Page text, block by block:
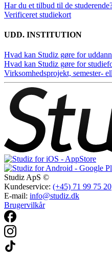
Har du et tilbud til de
Verificeret studiekort
UDD. INSTITUTION
Hvad kan Studiz gøre for
Hvad kan Studiz gøre for
Virksomhedsprojekt, semester-
Studiz ApS ©
Kundeservice: (+45) 71 99 75 20
E-mail: info@studiz.dk
Brugervilkår